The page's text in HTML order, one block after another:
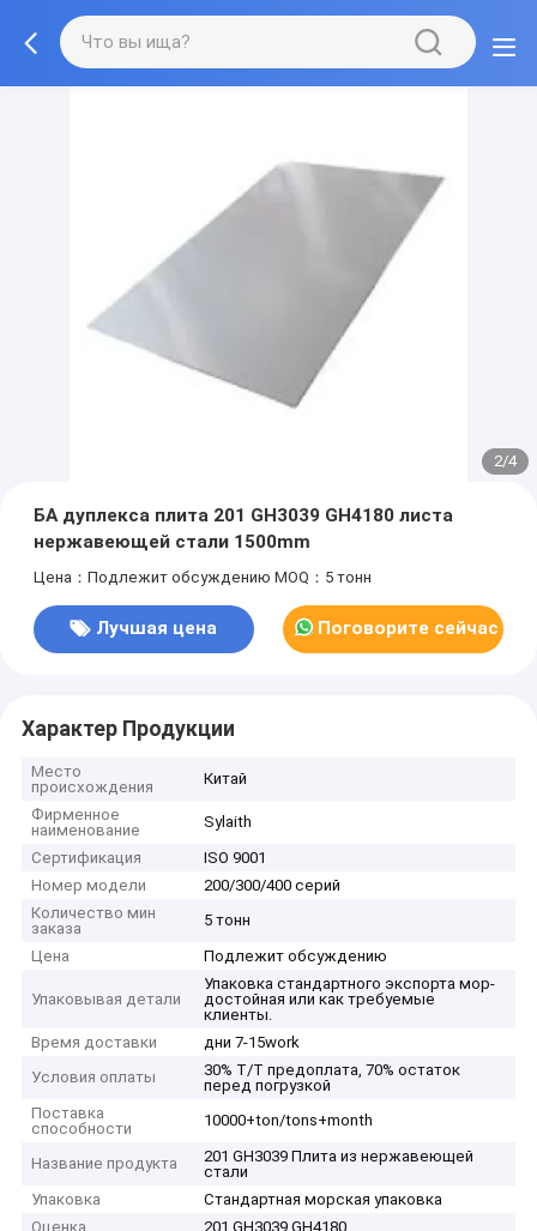
2/4
БА дуплекса плита 201 GH3039 GH4180 листа
нержавеющей стали 1500mm
Цена：Подлежит обсуждению MOQ：5 тонн
Лучшая цена Поговорите сейчас
Характер Продукции
Место
происхождения
Китай
Фирменное
наименование
Sylaith
Сертификация
ISO 9001
Номер модели
200/300/400 серий
Количество мин
заказа
5 тонн
Цена
Подлежит обсуждению
Упаковывая детали
Упаковка стандартного экспорта мор-
достойная или как требуемые
клиенты.
Время доставки
дни 7-15work
Условия оплаты
30% T/T предоплата, 70% остаток
перед погрузкой
Поставка
способности
10000+ton/tons+month
Название продукта
201 GH3039 Плита из нержавеющей
стали
Упаковка
Стандартная морская упаковка
Оценка
201 GH3039 GH4180